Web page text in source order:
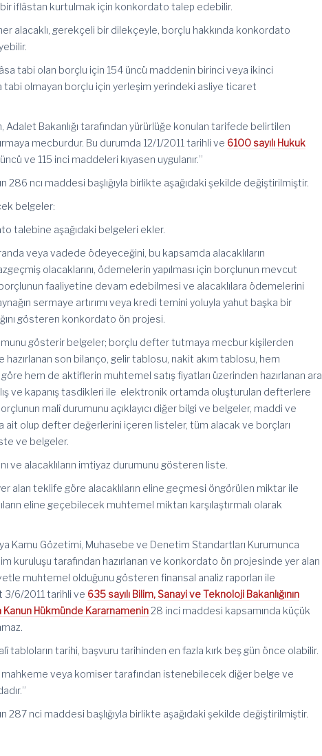
iflâstan kurtulmak için konkordato talep edebilir.
alacaklı, gerekçeli bir dilekçeyle, borçlu hakkında konkordato
tabi olan borçlu için 154 üncü maddenin birinci veya ikinci
tabi olmayan borçlu için yerleşim yerindeki asliye ticaret
Bakanlığı tarafından yürürlüğe konulan tarifede belirtilen
mecburdur. Bu durumda 12/1/2011 tarihli ve 6100 sayılı Hukuk
üncü ve 115 inci maddeleri kıyasen uygulanır.”
286 ncı maddesi başlığıyla birlikte aşağıdaki şekilde değiştirilmiştir.
belgeler:
talebine aşağıdaki belgeleri ekler.
veya vadede ödeyeceğini, bu kapsamda alacaklıların
olacaklarını, ödemelerin yapılması için borçlunun mevcut
borçlunun faaliyetine devam edebilmesi ve alacaklılara ödemelerini
sermaye artırımı veya kredi temini yoluyla yahut başka bir
gösteren konkordato ön projesi.
gösterir belgeler; borçlu defter tutmaya mecbur kişilerden
hazırlanan son bilanço, gelir tablosu, nakit akım tablosu, hem
göre hem de aktiflerin muhtemel satış fiyatları üzerinden hazırlanan ara
ve kapanış tasdikleri ile elektronik ortamda oluşturulan defterlere
malî durumunu açıklayıcı diğer bilgi ve belgeler, maddi ve
ait olup defter değerlerini içeren listeler, tüm alacak ve borçları
ve belgeler.
ve alacaklıların imtiyaz durumunu gösteren liste.
alan teklife göre alacaklıların eline geçmesi öngörülen miktar ile
eline geçebilecek muhtemel miktarı karşılaştırmalı olarak
Kamu Gözetimi, Muhasebe ve Denetim Standartları Kurumunca
kuruluşu tarafından hazırlanan ve konkordato ön projesinde yer alan
muhtemel olduğunu gösteren finansal analiz raporları ile
3/6/2011 tarihli ve 635 sayılı Bilim, Sanayi ve Teknoloji Bakanlığının
Hükmünde Kararnamenin28 inci maddesi kapsamında küçük
tabloların tarihi, başvuru tarihinden en fazla kırk beş gün önce olabilir.
veya komiser tarafından istenebilecek diğer belge ve
287 nci maddesi başlığıyla birlikte aşağıdaki şekilde değiştirilmiştir.